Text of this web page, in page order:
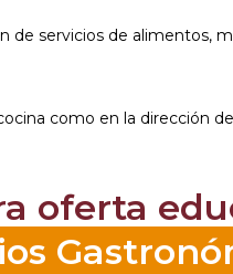
de servicios de alimentos,
como en la dirección
oferta